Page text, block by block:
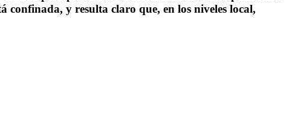
confinada, y resulta claro que, en los niveles local,